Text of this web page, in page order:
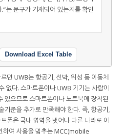
는 문구가 기재되어 있는지를 확인
Download Excel Table
면 UWB는 항공기, 선박, 위성 등 이동체
없다. 스마트폰이나 UWB 기기는 사람이
있으므로 스마트폰이나 노트북에 장착된
기준을 추가로 만족해야 한다. 즉, 항공기,
폰은 국내 영역을 벗어나 다른 나라로 이
하여 사용을 멈추는 MCC(mobile